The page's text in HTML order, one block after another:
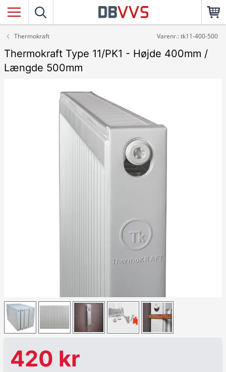
Thermokraft Varenr.: tk11-400-500
Thermokraft Type 11/PK1 - Højde 400mm /
Længde 500mm
420 kr